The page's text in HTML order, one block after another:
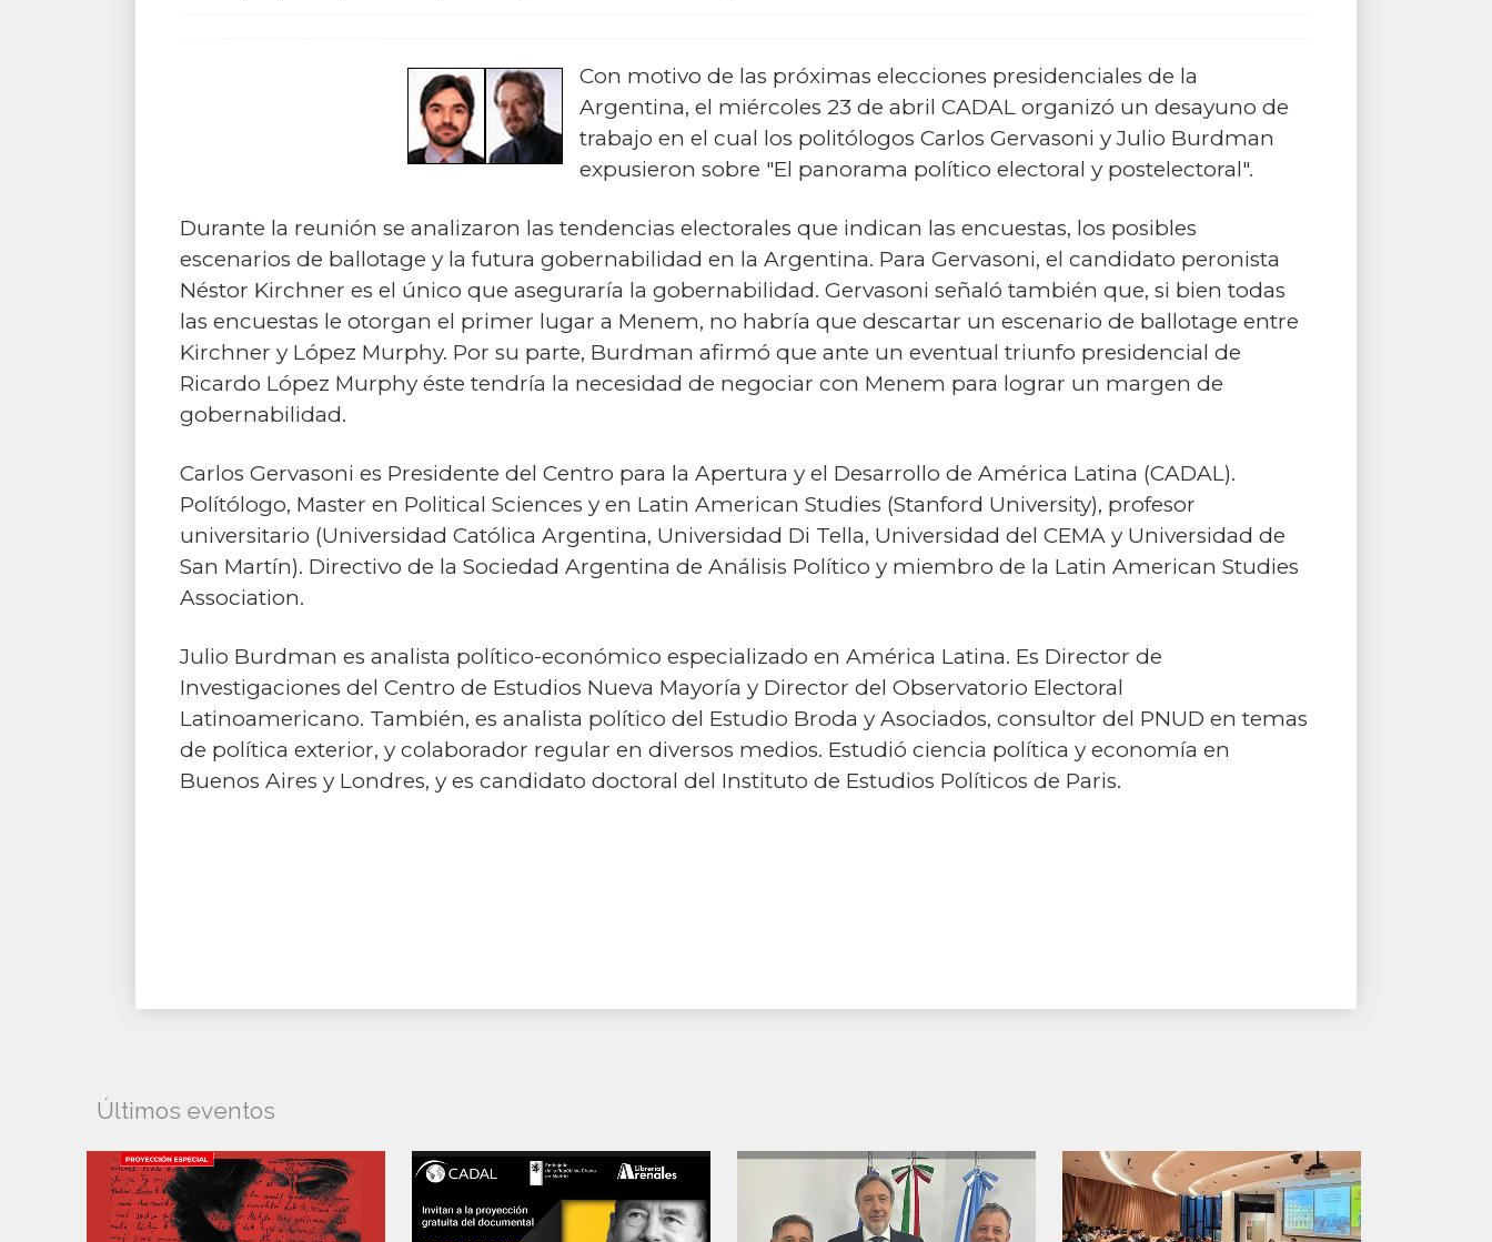
Con motivo de las próximas elecciones presidenciales de la
Argentina, el miércoles 23 de abril CADAL organizó un desayuno de
trabajo en el cual los politólogos Carlos Gervasoni y Julio Burdman
expusieron sobre "El panorama político electoral y postelectoral".
Durante la reunión se analizaron las tendencias electorales que indican las encuestas, los posibles
escenarios de ballotage y la futura gobernabilidad en la Argentina. Para Gervasoni, el candidato peronista
Néstor Kirchner es el único que aseguraría la gobernabilidad. Gervasoni señaló también que, si bien todas
las encuestas le otorgan el primer lugar a Menem, no habría que descartar un escenario de ballotage entre
Kirchner y López Murphy. Por su parte, Burdman afirmó que ante un eventual triunfo presidencial de
Ricardo López Murphy éste tendría la necesidad de negociar con Menem para lograr un margen de
gobernabilidad.
Carlos Gervasoni es Presidente del Centro para la Apertura y el Desarrollo de América Latina (CADAL).
Polítólogo, Master en Political Sciences y en Latin American Studies (Stanford University), profesor
universitario (Universidad Católica Argentina, Universidad Di Tella, Universidad del CEMA y Universidad de
San Martín). Directivo de la Sociedad Argentina de Análisis Político y miembro de la Latin American Studies
Association.
Julio Burdman es analista político-económico especializado en América Latina. Es Director de
Investigaciones del Centro de Estudios Nueva Mayoría y Director del Observatorio Electoral
Latinoamericano. También, es analista político del Estudio Broda y Asociados, consultor del PNUD en temas
de política exterior, y colaborador regular en diversos medios. Estudió ciencia política y economía en
Buenos Aires y Londres, y es candidato doctoral del Instituto de Estudios Políticos de Paris.
Últimos eventos